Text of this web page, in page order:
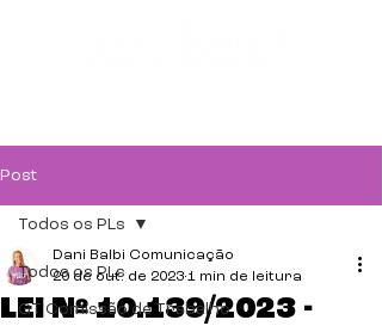
Post
Todos os PLs
GT Comissão de Trabalho
Todos os PLs
LEI Nº 10.139/2023 -
Dani Balbi Comunicação
20 de out. de 2023 1 min de leitura